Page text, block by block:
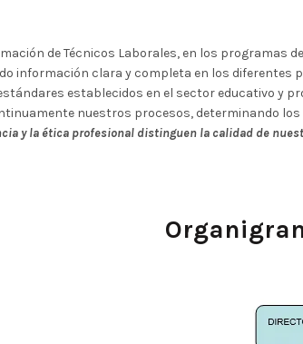
de Técnicos Laborales, en los programas
información clara y completa en los
establecidos en el sector educativo y
nuestros procesos, determinando
y la ética profesional distinguen la calidad de